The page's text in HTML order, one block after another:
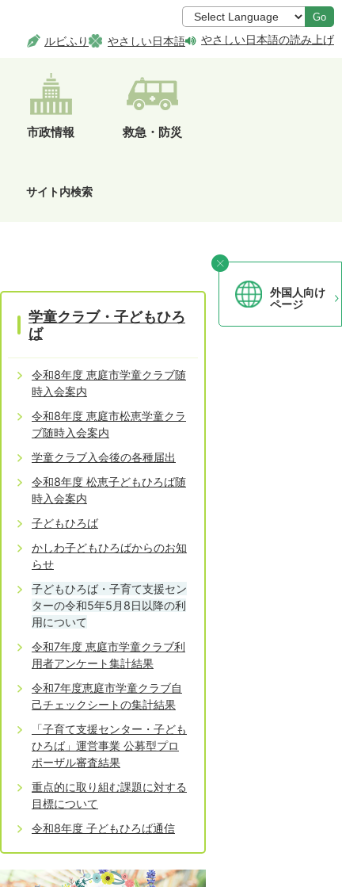
Go
ルビふり やさしい日本語 やさしい日本語の読み上げ
市政情報 救急・防災
サイト内検索
外国人向け
ページ
学童クラブ・子どもひろ
ば
令和8年度 恵庭市学童クラブ随
時入会案内
令和8年度 恵庭市松恵学童クラ
ブ随時入会案内
学童クラブ入会後の各種届出
令和8年度 松恵子どもひろば随
時入会案内
子どもひろば
かしわ子どもひろばからのお知
らせ
子どもひろば・子育て支援セン
ターの令和5年5月8日以降の利
用について
令和7年度 恵庭市学童クラブ利
用者アンケート集計結果
令和7年度恵庭市学童クラブ自
己チェックシートの集計結果
「子育て支援センター・子ども
ひろば」運営事業 公募型プロ
ポーザル審査結果
重点的に取り組む課題に対する
目標について
令和8年度 子どもひろば通信